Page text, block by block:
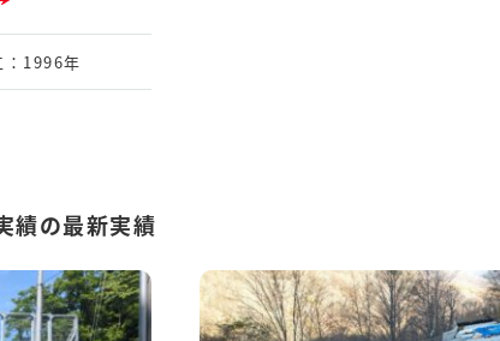
：1996年
績の最新実績